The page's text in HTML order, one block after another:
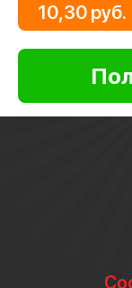
10,30 руб.